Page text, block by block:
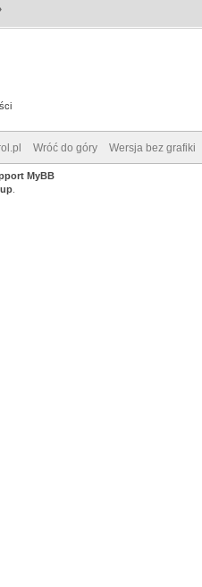
Wróć do góry Wersja bez grafiki
MyBB